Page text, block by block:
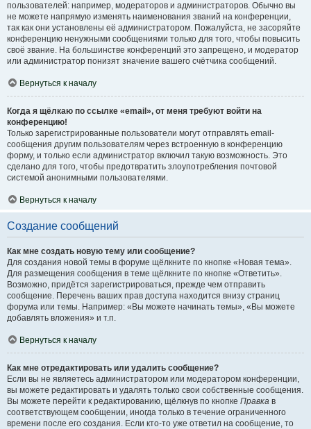
пользователей: например, модераторов и администраторов. Обычно вы
не можете напрямую изменять наименования званий на конференции,
так как они установлены её администратором. Пожалуйста, не засоряйте
конференцию ненужными сообщениями только для того, чтобы повысить
своё звание. На большинстве конференций это запрещено, и модератор
или администратор понизят значение вашего счётчика сообщений.
Вернуться к началу
Когда я щёлкаю по ссылке «email», от меня требуют войти на
конференцию!
Только зарегистрированные пользователи могут отправлять email-
сообщения другим пользователям через встроенную в конференцию
форму, и только если администратор включил такую возможность. Это
сделано для того, чтобы предотвратить злоупотребления почтовой
системой анонимными пользователями.
Вернуться к началу
Создание сообщений
Как мне создать новую тему или сообщение?
Для создания новой темы в форуме щёлкните по кнопке «Новая тема».
Для размещения сообщения в теме щёлкните по кнопке «Ответить».
Возможно, придётся зарегистрироваться, прежде чем отправить
сообщение. Перечень ваших прав доступа находится внизу страниц
форума или темы. Например: «Вы можете начинать темы», «Вы можете
добавлять вложения» и т.п.
Вернуться к началу
Как мне отредактировать или удалить сообщение?
Если вы не являетесь администратором или модератором конференции,
вы можете редактировать и удалять только свои собственные сообщения.
Вы можете перейти к редактированию, щёлкнув по кнопке Правка в
соответствующем сообщении, иногда только в течение ограниченного
времени после его создания. Если кто-то уже ответил на сообщение, то